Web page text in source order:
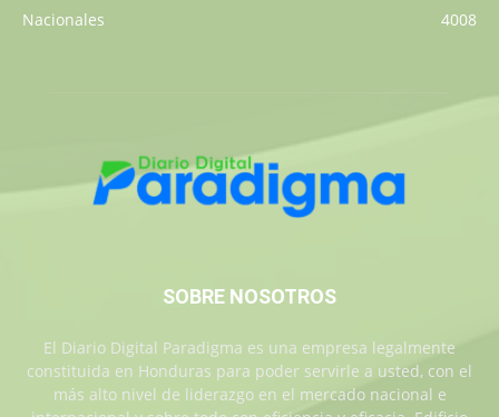
Nacionales
4008
SOBRE NOSOTROS
El Diario Digital Paradigma es una empresa legalmente
constituida en Honduras para poder servirle a usted, con el
más alto nivel de liderazgo en el mercado nacional e